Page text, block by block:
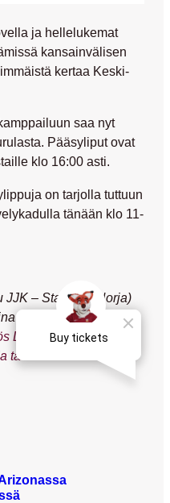
ja hellelukemat
kansainvälisen
kertaa Keski-
saa nyt
Pääsyliput ovat
klo 16:00 asti.
on tarjolla tuttuun
tänään klo 11-
JJK – Stabaek (Norja)
5.7. klo 19:00 –
saat
Lippupalvelun
tästä!